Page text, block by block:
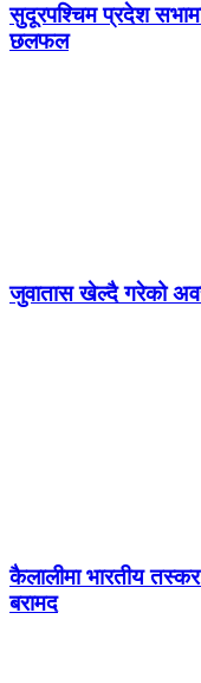
सुदूरपश्चिम प्रदेश
छलफल
जुवातास खेल्दै गरेको
कैलालीमा भारतीय
बरामद